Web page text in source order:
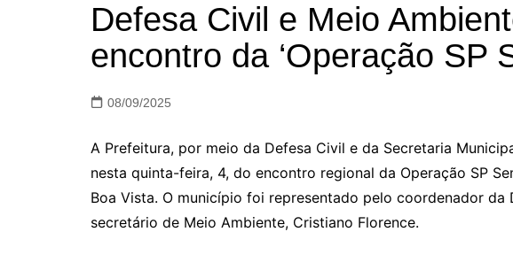
Defesa Civil e Meio
encontro da ‘Operação SP
08/09/2025
A Prefeitura, por meio da Defesa Civil e da Secretaria
nesta quinta-feira, 4, do encontro regional da Operação SP
Boa Vista. O município foi representado pelo coordenador da
secretário de Meio Ambiente, Cristiano Florence.